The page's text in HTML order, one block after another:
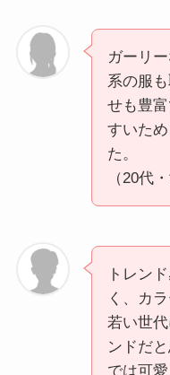
ガーリ
系の服
せも豊
すいた
た。
（20代
トレン
く、カ
若い世
ンドだ
では可